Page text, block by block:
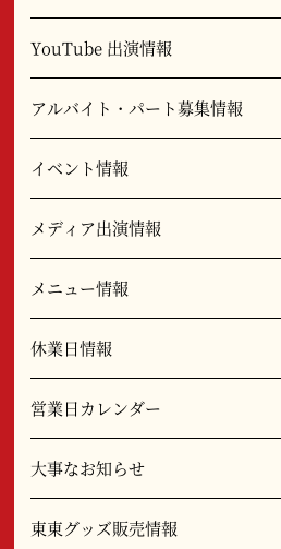
YouTube 出演情報
アルバイト・パート募集情報
イベント情報
メディア出演情報
メニュー情報
休業日情報
営業日カレンダー
大事なお知らせ
東東グッズ販売情報